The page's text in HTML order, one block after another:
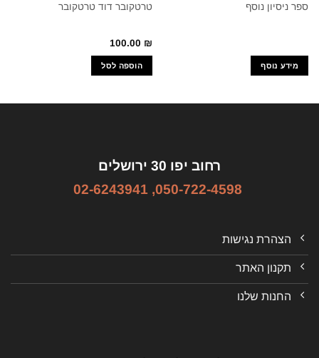
ספר ניסיון נוסף
מידע נוסף
טרטקובר דוד טרטקובר
100.00 ₪
הוספה לסל
רחוב יפו 30 ירושלים
050-722-4598
,
02-6243941
הצהרת נגישות
תקנון האתר
החנות שלנו